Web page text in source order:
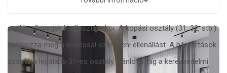
padlószőnyegek kiválasztásakor. A kopási osztály (31, 32, stb.)
határozza meg a kopással szembeni ellenállást. A háztartások
számára legalább 31-es osztály ajánlott, míg a kereskedelmi